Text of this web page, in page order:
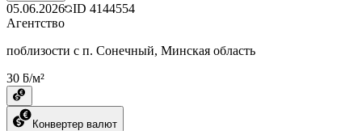
05.06.2026 ID 4144554
Агентство
поблизости с п. Сонечный, Минская область
30 ƃ/м²
Конвертер валют